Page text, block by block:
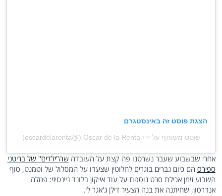
הצגת פוסט זה באינסטגרם
פוסט משותף על ידי ‏‎Oscar de la Renta‎‏ (@‏‎oscardelarenta‎‏)
אחרי שבשבוע שעבר נשרטנו פה קצת על העובדה שה"ילדים" של בריטני
ספירס הם כיום גברים בוגרים לחלוטין שצעדו על המסלול של וטמנט, סוף
השבוע זימן אכילת סרט נוספת על עוד אייקון בלונד ניינטיזי: פמלה
אנדרסון, שחיתנה את בנה הצעיר דילן ג'אגר לי.